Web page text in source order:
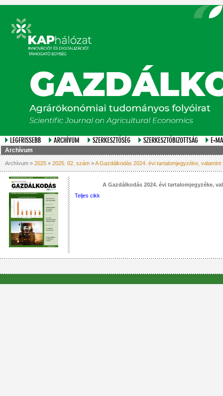
Archívum
Archívum » 2025 » 2025. 02. szám »A Gazdálkodás 2024. évi tartalomjegyzéke,
A Gazdálkodás 2024. évi tartalomjegyzéke,
Teljes cikk